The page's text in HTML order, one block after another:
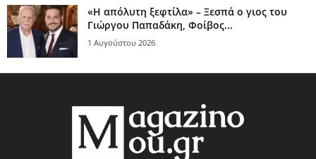
«Η απόλυτη ξεφτίλα» – Ξεσπά ο γιος του
Γιώργου Παπαδάκη, Φοίβος...
1 Αυγούστου 2026